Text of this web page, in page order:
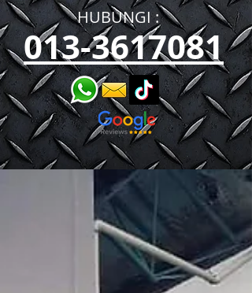
HUBUNGI :​​
013-3617081